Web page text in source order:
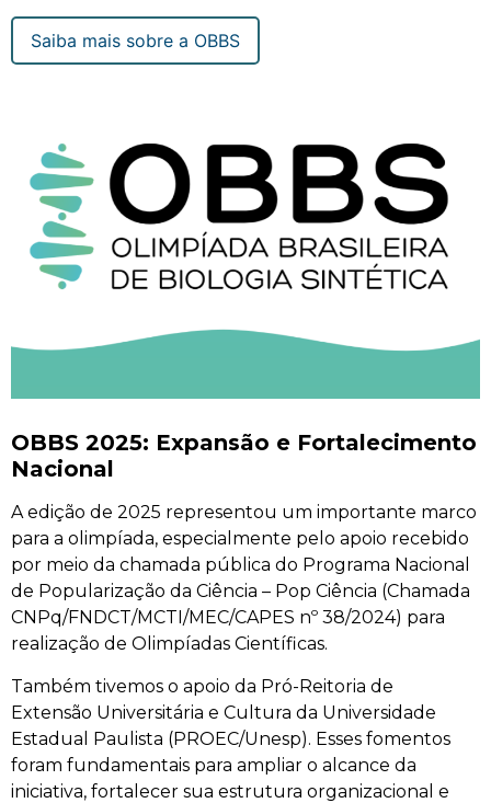
Saiba mais sobre a OBBS
OBBS 2025: Expansão e Fortalecimento
Nacional
A edição de 2025 representou um importante marco
para a olimpíada, especialmente pelo apoio recebido
por meio da chamada pública do Programa Nacional
de Popularização da Ciência – Pop Ciência (Chamada
CNPq/FNDCT/MCTI/MEC/CAPES nº 38/2024) para
realização de Olimpíadas Científicas.
Também tivemos o apoio da Pró-Reitoria de
Extensão Universitária e Cultura da Universidade
Estadual Paulista (PROEC/Unesp). Esses fomentos
foram fundamentais para ampliar o alcance da
iniciativa, fortalecer sua estrutura organizacional e